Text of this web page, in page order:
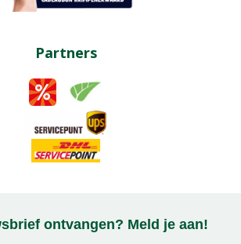
Partners
ontvangen? Meld je aan!